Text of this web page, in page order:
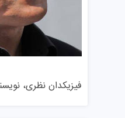
الزامات مقاطع ارشد و دکتری
مدرک لیسانس مرتبط
معدل ۵۰ تا ۷۰ درصد
فیزیکدان نظری،